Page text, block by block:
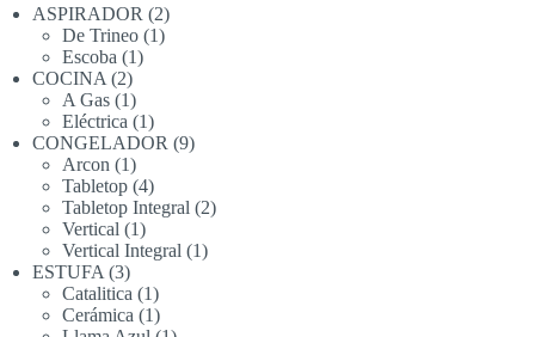
ASPIRADOR 22
productos
De Trineo 11
Escoba 11
COCINA 22
productos
A Gas 11
producto
Eléctrica 11
producto
CONGELADOR 99
Arcon 11
producto
Tabletop 44
productos
Tabletop Integral 22
Vertical 11
producto
Vertical Integral 11
ESTUFA 33
productos
Catalitica 11
producto
Cerámica 11